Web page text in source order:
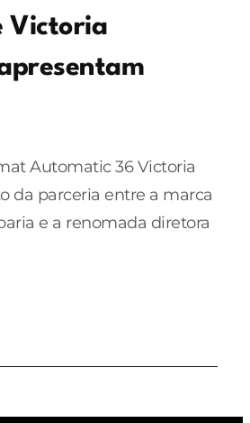
Victoria
Automatic 36 Victoria
da parceria entre a marca
e a renomada diretora